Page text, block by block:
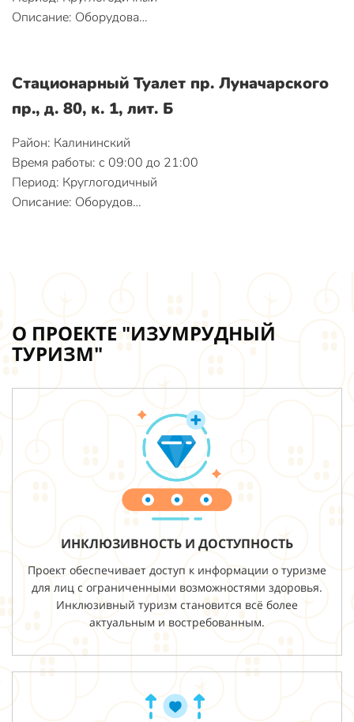
Описание: Оборудова…
Стационарный Туалет пр. Луначарского
пр., д. 80, к. 1, лит. Б
Район: Калининский
Время работы: с 09:00 до 21:00
Период: Круглогодичный
Описание: Оборудов…
О ПРОЕКТЕ "ИЗУМРУДНЫЙ
ТУРИЗМ"
ИНКЛЮЗИВНОСТЬ И ДОСТУПНОСТЬ
Проект обеспечивает доступ к информации о туризме
для лиц с ограниченными возможностями здоровья.
Инклюзивный туризм становится всё более
актуальным и востребованным.